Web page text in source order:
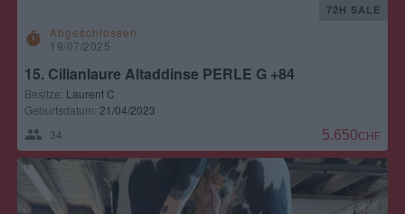
timer
Abgeschlossen
19/07/2025
72H SALE
15. Cilianlaure Altaddinse PERLE G +84
Besitze: Laurent C
Geburtsdatum: 21/04/2023
34
5.650,00